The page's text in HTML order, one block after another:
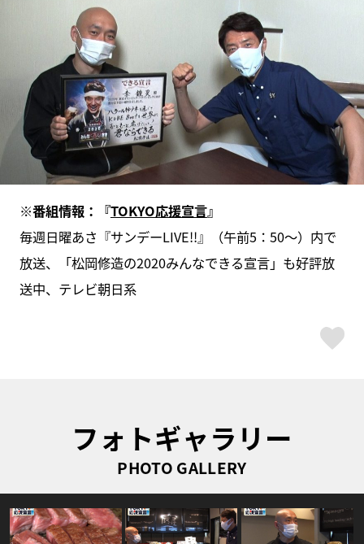
※番組情報：『TOKYO応援宣言』
毎週日曜あさ『サンデーLIVE!!』（午前5：50～）内で
放送、「松岡修造の2020みんなできる宣言」も好評放
送中、テレビ朝日系
フォトギャラリー
PHOTO GALLERY